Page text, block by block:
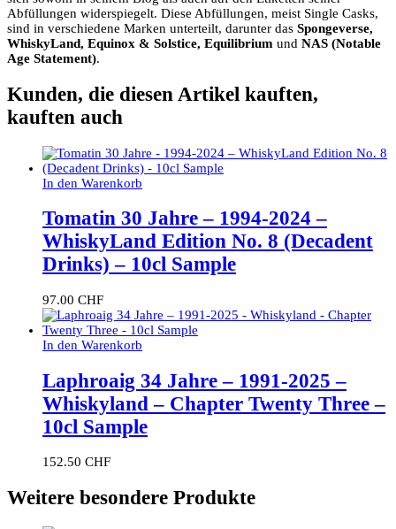
Abfüllungen widerspiegelt. Diese Abfüllungen, meist Single Casks,
sind in verschiedene Marken unterteilt, darunter das Spongeverse,
WhiskyLand, Equinox & Solstice, Equilibrium und NAS (Notable
Age Statement).
Kunden, die diesen Artikel kauften,
kauften auch
In den Warenkorb
Tomatin 30 Jahre – 1994-2024 –
WhiskyLand Edition No. 8 (Decadent
Drinks) – 10cl Sample
97.00 CHF
In den Warenkorb
Laphroaig 34 Jahre – 1991-2025 –
Whiskyland – Chapter Twenty Three –
10cl Sample
152.50 CHF
Weitere besondere Produkte